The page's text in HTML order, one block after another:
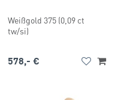
Weißgold 375 (0,09 ct
tw/si)
578,- €